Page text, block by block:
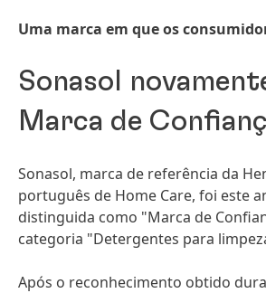
Uma marca em que os
Sonasol
Marca de
Sonasol, marca de referência da
português de Home Care, foi este
distinguida como "Marca de
categoria "Detergentes para
Após o reconhecimento obtido